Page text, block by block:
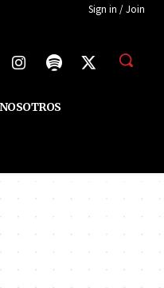
Sign in / Join
NOSOTROS